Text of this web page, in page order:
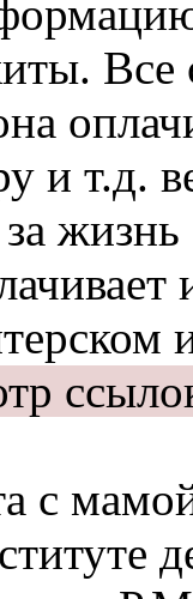
Все
и т.д.
мамой